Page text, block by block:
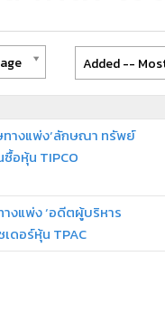
Added --
ทางแพ่ง‘ลักษณา ทรัพย์
อหุ้น TIPCO
างแพ่ง ‘อดีตผู้บริหาร
ดอร์หุ้น TPAC